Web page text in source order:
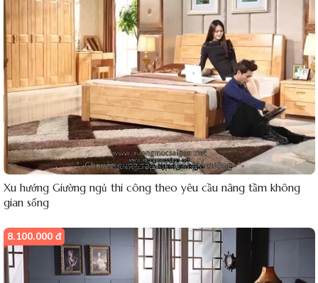
Xu hướng Giường ngủ thi công theo yêu cầu nâng tầm không
gian sống
8.100.000 đ